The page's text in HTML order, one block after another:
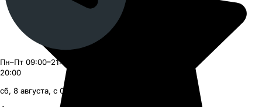
Пн–Пт 09:00–21:00, Сб–Вс 09:00–
20:00
сб, 8 августа, с 09:00